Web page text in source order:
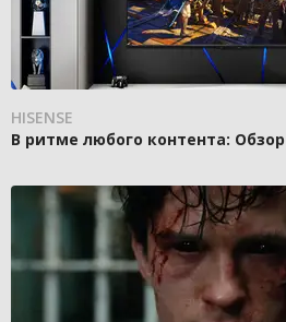
HISENSE
В ритме любого контента: Обзор